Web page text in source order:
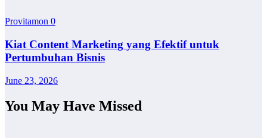
Provitamon 0
Kiat Content Marketing yang Efektif untuk
Pertumbuhan Bisnis
June 23, 2026
You May Have Missed